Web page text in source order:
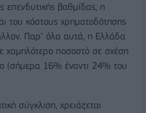
επενδυτικής βαθμίδας, η
του κόστους χρηματοδότησης
Παρ’ όλα αυτά, η Ελλάδα
χαμηλότερο ποσοστό σε σχέση
(σήμερα 16% έναντι 24% του
σύγκλιση, χρειάζεται